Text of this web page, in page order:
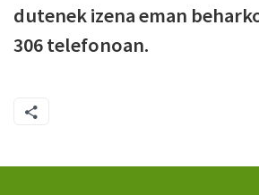
dutenek izena eman
306 telefonoan.